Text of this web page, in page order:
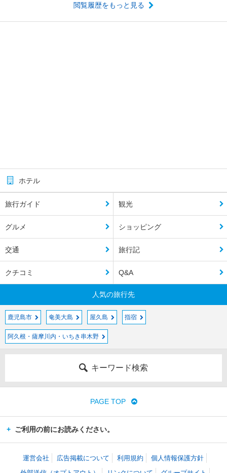
閲覧履歴をもっと見る
ホテル
旅行ガイド 観光
グルメ ショッピング
交通 旅行記
クチコミ Q&A
人気の旅行先
鹿児島市 奄美大島 屋久島 指宿
阿久根・薩摩川内・いちき串木野
キーワード検索
PAGE TOP
ご利用の前にお読みください。
運営会社 広告掲載について 利用規約
個人情報保護方針